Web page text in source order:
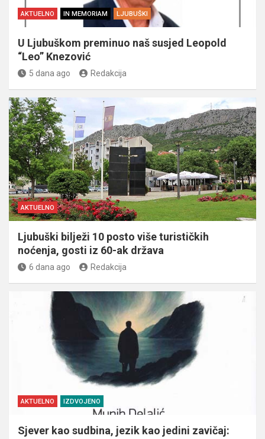
AKTUELNO IN MEMORIAM LJUBUŠKI
U Ljubuškom preminuo naš susjed Leopold
“Leo” Knezović
5 dana ago Redakcija
AKTUELNO
Ljubuški bilježi 10 posto više turističkih
noćenja, gosti iz 60-ak država
6 dana ago Redakcija
AKTUELNO IZDVOJENO
Sjever kao sudbina, jezik kao jedini zavičaj: